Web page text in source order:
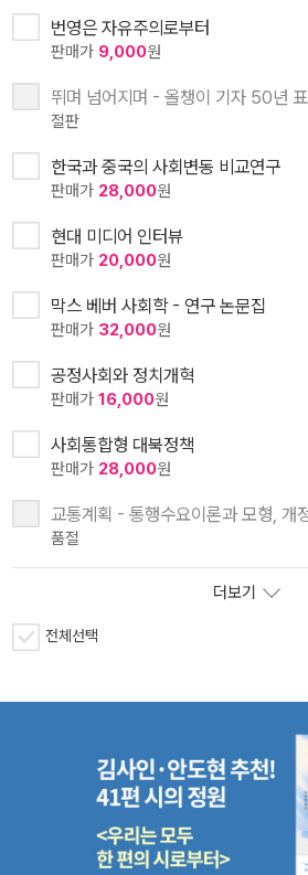
번영은 자유주의로부터
판매가 9,000원
뛰며 넘어지며 - 올챙이 기자 50년 표
절판
한국과 중국의 사회변동 비교연구
판매가 28,000원
현대 미디어 인터뷰
판매가 20,000원
막스 베버 사회학 - 연구 논문집
판매가 32,000원
공정사회와 정치개혁
판매가 16,000원
사회통합형 대북정책
판매가 28,000원
교통계획 - 통행수요이론과 모형, 개
품절
더보기
전체선택